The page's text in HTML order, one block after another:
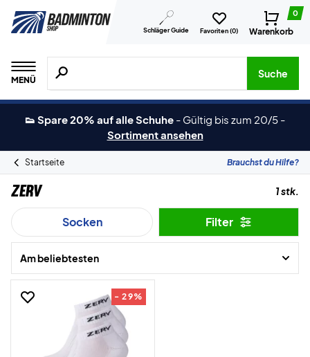
Schläger Guide Favoriten (0)
0
Warenkorb
MENÜ
Suche nach Produkten, Marken usw.
Suche
👟 Spare 20% auf alle Schuhe - Gültig bis zum 20/5 -
Sortiment ansehen
Startseite Brauchst du Hilfe?
ZERV 1 stk.
Socken Filter
Am beliebtesten
- 29%